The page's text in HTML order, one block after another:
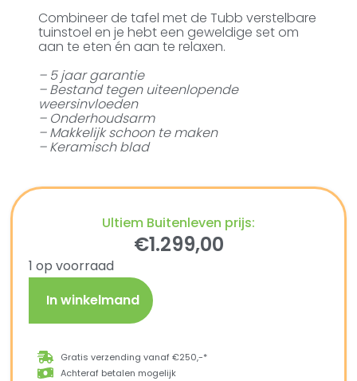
Combineer de tafel met de Tubb verstelbare
tuinstoel en je hebt een geweldige set om
aan te eten én aan te relaxen.
– 5 jaar garantie
– Bestand tegen uiteenlopende
weersinvloeden
– Onderhoudsarm
– Makkelijk schoon te maken
– Keramisch blad
Ultiem Buitenleven prijs:
€1.299,00
1 op voorraad
In winkelmand
Gratis verzending vanaf €250,-*
Achteraf betalen mogelijk